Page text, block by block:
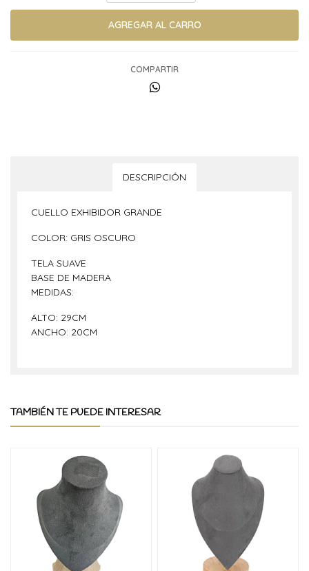
COMPARTIR
DESCRIPCIÓN
CUELLO EXHIBIDOR GRANDE
COLOR: GRIS OSCURO
TELA SUAVE
BASE DE MADERA
MEDIDAS:
ALTO: 29CM
ANCHO: 20CM
TAMBIÉN TE PUEDE INTERESAR